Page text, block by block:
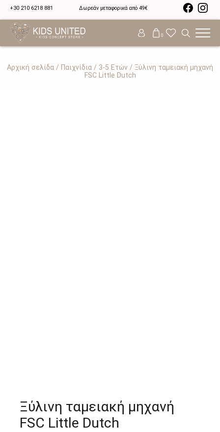
+30 210 6218 881 Δωρεάν μεταφορικά από 49€
0
Αρχική σελίδα / Παιχνίδια / 3-5 Ετών / Ξύλινη ταμειακή μηχανή
FSC Little Dutch
Ξύλινη ταμειακή μηχανή
FSC Little Dutch